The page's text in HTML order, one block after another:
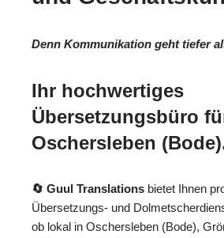
Denn Kommunikation geht tiefer
Ihr hochwertiges
Übersetzungsbüro
Oschersleben
🔄 Guul Translations bietet Ihnen
Übersetzungs- und
ob lokal in Oschersleben (Bode),